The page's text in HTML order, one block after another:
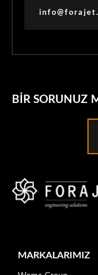
BIR SORUNUZ
MARKALARIMIZ